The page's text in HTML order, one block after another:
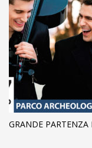
GRANDE PARTENZA